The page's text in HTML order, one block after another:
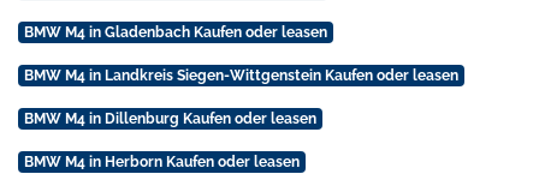
BMW M4 in Gladenbach Kaufen oder leasen
BMW M4 in Landkreis Siegen-Wittgenstein Kaufen oder leasen
BMW M4 in Dillenburg Kaufen oder leasen
BMW M4 in Herborn Kaufen oder leasen